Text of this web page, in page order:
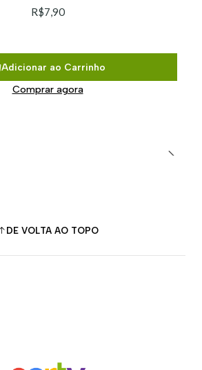
R$7,90
Adicionar ao Carrinho
Comprar agora
DE VOLTA AO TOPO